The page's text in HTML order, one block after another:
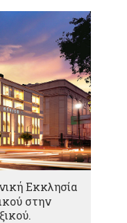
Εκκλησία
στην